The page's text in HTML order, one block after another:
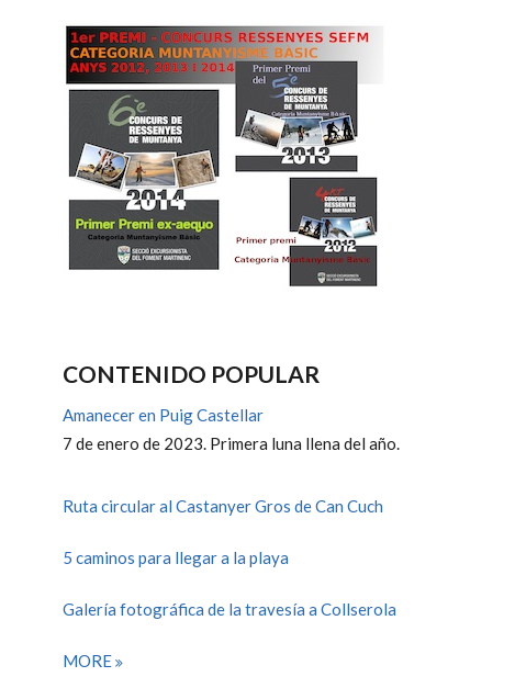
CONTENIDO POPULAR
Amanecer en Puig Castellar
7 de enero de 2023. Primera luna llena del año.
Ruta circular al Castanyer Gros de Can Cuch
5 caminos para llegar a la playa
Galería fotográfica de la travesía a Collserola
MORE